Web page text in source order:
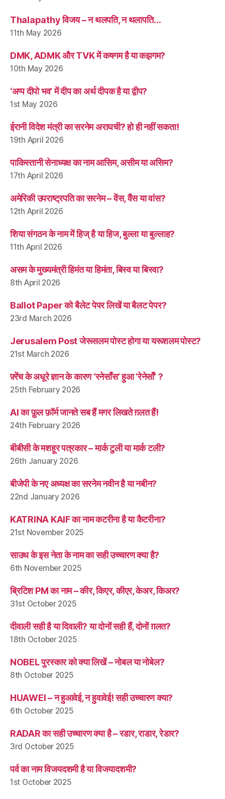
Thalapathy विजय – न थलपति, न थलापति…
11th May 2026
DMK, ADMK और TVK में कषगम है या कझगम?
10th May 2026
‘अप्प दीपो भव’ में दीप का अर्थ दीपक है या द्वीप?
1st May 2026
ईरानी विदेश मंत्री का सरनेम अराघची? हो ही नहीं सकता!
19th April 2026
पाकिस्तानी सेनाध्यक्ष का नाम आसिम, असीम या असिम?
17th April 2026
अमेरिकी उपराष्ट्रपति का सरनेम – वेंस, वैंस या वांस?
12th April 2026
शिया संगठन के नाम में हिज् है या हिज, बुल्ला या बुल्लाह?
11th April 2026
असम के मुख्यमंत्री हिमंत या हिमंता, बिस्व या बिस्वा?
8th April 2026
Ballot Paper को बैलेट पेपर लिखें या बैलट पेपर?
23rd March 2026
Jerusalem Post जेरूसलम पोस्ट होगा या यरूशलम पोस्ट?
21st March 2026
फ़्रेंच के अधूरे ज्ञान के कारण ‘रनेसाँस’ हुआ ‘रेनेसाँ’ ?
25th February 2026
AI का फ़ुल फ़ॉर्म जानते सब हैं मगर लिखते ग़लत हैं!
24th February 2026
बीबीसी के मशहूर पत्रकार – मार्क टुली या मार्क टली?
26th January 2026
बीजेपी के नए अध्यक्ष का सरनेम नवीन है या नबीन?
22nd January 2026
KATRINA KAIF का नाम कटरीना है या कैटरीना?
21st November 2025
साउथ के इस नेता के नाम का सही उच्चारण क्या है?
6th November 2025
ब्रिटिश PM का नाम – कीर, किएर, कीएर, केअर, किअर?
31st October 2025
दीवाली सही है या दिवाली? या दोनों सही हैं, दोनों ग़लत?
18th October 2025
NOBEL पुरस्कार को क्या लिखें – नोबल या नोबेल?
8th October 2025
HUAWEI – न हुआवेई, न हुवावेई! सही उच्चारण क्या?
6th October 2025
RADAR का सही उच्चारण क्या है – रडार, राडार, रेडार?
3rd October 2025
पर्व का नाम विजयदशमी है या विजयादशमी?
1st October 2025